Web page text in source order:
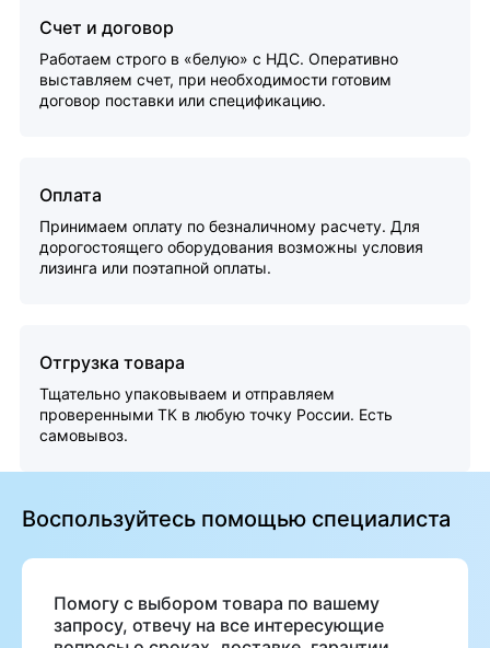
Счет и договор
Работаем строго в «белую» с НДС. Оперативно
выставляем счет, при необходимости готовим
договор поставки или спецификацию.
Оплата
Принимаем оплату по безналичному расчету. Для
дорогостоящего оборудования возможны условия
лизинга или поэтапной оплаты.
Отгрузка товара
Тщательно упаковываем и отправляем
проверенными ТК в любую точку России. Есть
самовывоз.
Воспользуйтесь помощью специалиста
Помогу с выбором товара по вашему
запросу, отвечу на все интересующие